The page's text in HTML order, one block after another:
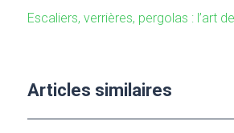
Escaliers, verrières, pergolas : l’art
Articles similaires